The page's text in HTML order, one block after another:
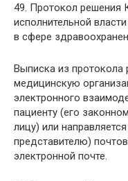
49. Протокол решения
исполнительной
в сфере
Выписка из протокола
медицинскую
электронного
пациенту (его
лицу) или
представителю)
электронной почте.